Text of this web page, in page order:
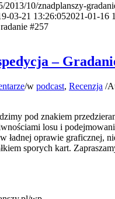
2013/10/znadplanszy-
03-21 13:26:052021-01-16
#257
–
/w podcast, Recenzja /
pod znakiem
losu i
ładnej oprawie graficznej,
sporych kart.